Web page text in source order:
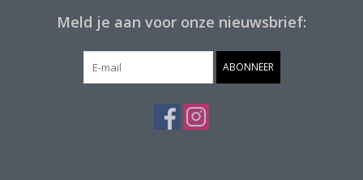
Meld je aan voor onze nieuwsbrief:
ABONNEER